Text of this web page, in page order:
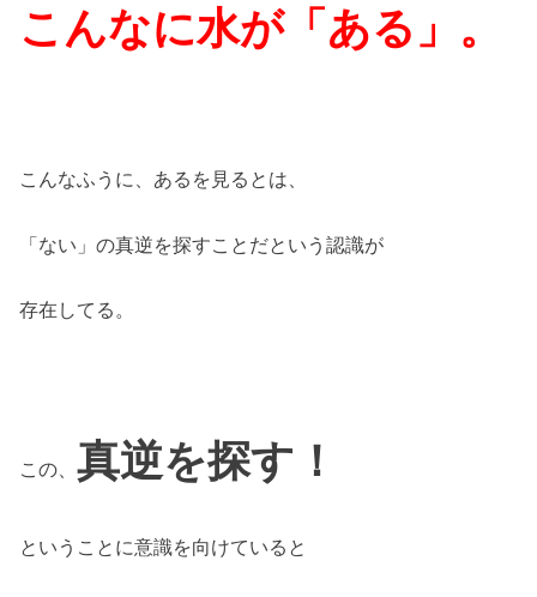
こんなに水が「ある」。
こんなふうに、あるを見るとは、
「ない」の真逆を探すことだという認識が
存在してる。
この、真逆を探す！
ということに意識を向けていると